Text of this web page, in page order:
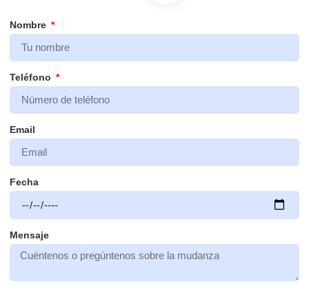
Nombre
Teléfono
Email
Fecha
Mensaje